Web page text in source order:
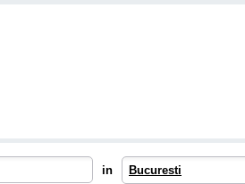
in Bucuresti